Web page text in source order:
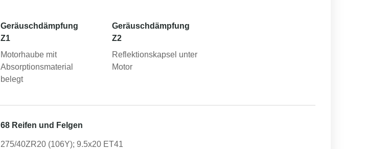
Geräuschdämpfung
Z1
Motorhaube mit
Absorptionsmaterial
belegt
Geräuschdämpfung
Z2
Reflektionskapsel unter
Motor
68 Reifen und Felgen
275/40ZR20 (106Y); 9.5x20 ET41